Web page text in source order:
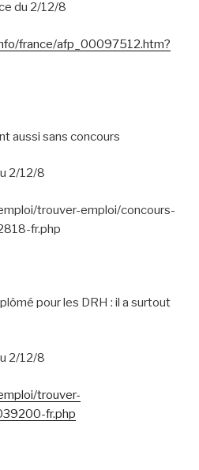
du 2/12/8
france/afp_00097512.htm?
aussi sans concours
2/12/8
trouver-emploi/concours-
fr.php
pour les DRH : il a surtout
2/12/8
trouver-
fr.php